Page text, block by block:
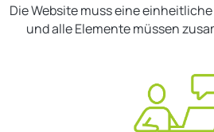
Die Website muss eine
und alle Elemente müssen